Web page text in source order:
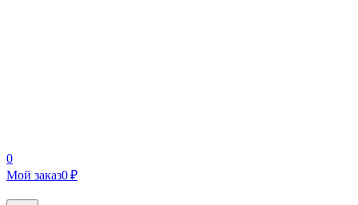
0
Мой заказ0 ₽